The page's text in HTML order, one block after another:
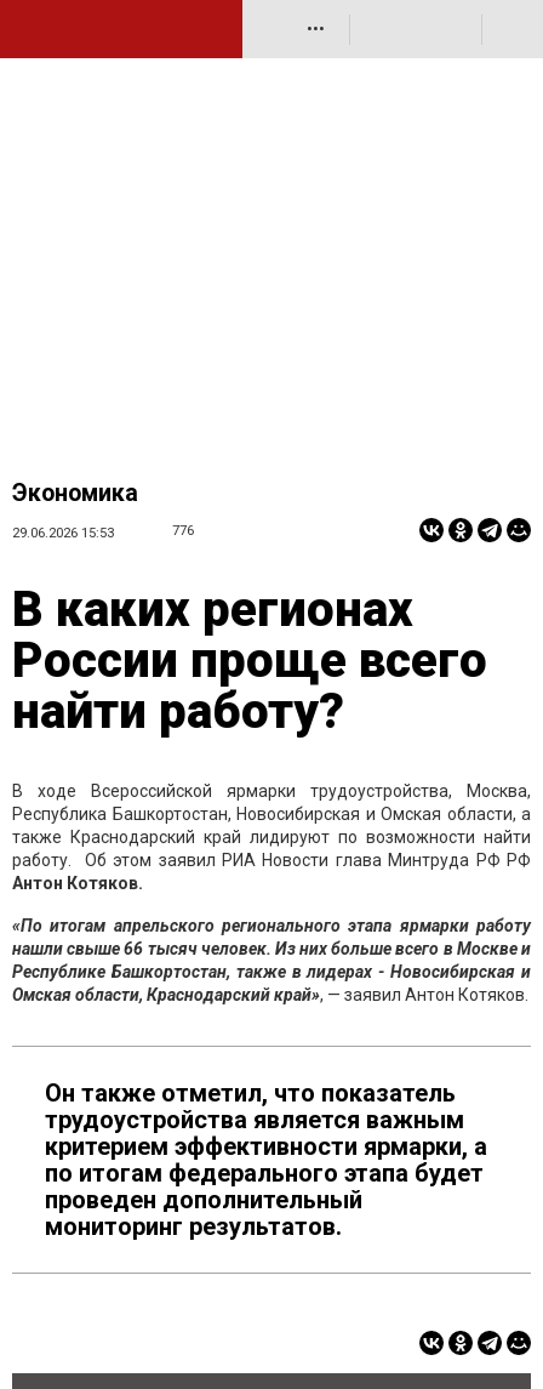
•••
Экономика
29.06.2026 15:53 776
В каких регионах
России проще всего
найти работу?
В ходе Всероссийской ярмарки трудоустройства, Москва,
Республика Башкортостан, Новосибирская и Омская области, а
также Краснодарский край лидируют по возможности найти
работу. Об этом заявил РИА Новости глава Минтруда РФ РФ
Антон Котяков.
«По итогам апрельского регионального этапа ярмарки работу
нашли свыше 66 тысяч человек. Из них больше всего в Москве и
Республике Башкортостан, также в лидерах - Новосибирская и
Омская области, Краснодарский край», — заявил Антон Котяков.
Он также отметил, что показатель
трудоустройства является важным
критерием эффективности ярмарки, а
по итогам федерального этапа будет
проведен дополнительный
мониторинг результатов.